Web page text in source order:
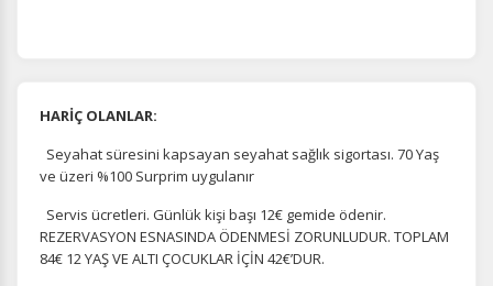
HARİÇ OLANLAR:
Seyahat süresini kapsayan seyahat sağlık sigortası. 70 Yaş
ve üzeri %100 Surprim uygulanır
Servis ücretleri. Günlük kişi başı 12€ gemide ödenir.
REZERVASYON ESNASINDA ÖDENMESİ ZORUNLUDUR. TOPLAM
84€ 12 YAŞ VE ALTI ÇOCUKLAR İÇİN 42€’DUR.